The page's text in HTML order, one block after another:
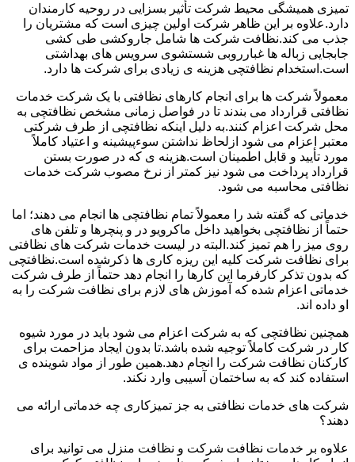
تمیزی همیشگی محیط شرکت تأثیر بسزایی در روحیه کارمندان
دارد.علاوه بر این ظاهر شرکت اولین چیزی است که مشتریان را
جذب می کند.نظافت شرکت ها شامل جاروکشی طی کشی
جابجایی زباله ها غبارروبی شستشوی سرویس های بهداشتی
است.استخدام نظافتچی هزینه ی زیادی برای شرکت ها دارد.
معمولاً شرکت ها برای انجام کارهای نظافتی با یک شرکت خدمات
نظافتی قرارداد می بندند تا در فواصل زمانی مشخص نظافتچی به
محل شرکت اعزام کنند.به دلیل اینکه نظافتچی از طرف شرکتی
معتبر اعزام می شود ازلحاظ نداشتن سوءپیشینه و اعتیاد کاملاً
مورد تأیید و قابل اطمینان است.هزینه ی که در صورت بستن
قرارداد پرداخت می شود نیز کمتر از نرخ مصوب شرکت خدمات
نظافتی محاسبه می شود.
خدماتی که گفته شد را معمولاً تمام نظافتچی ها انجام می دهند؛ اما
حتماً از نظافتچی بخواهید داخل ماکرویو در و پنچرها و تلفن های
روی میز را هم تمیز کند.البته در لیست خدمات شرکت های نظافتی
برای نظافت شرکت کلیه این ریزه کاری ها ذکرشده است.نظافتچی
که بدون تذکر کارفرما این کارها را انجام دهد حتماً از طرف شرکت
خدماتی اعزام شده که آموزش های لازم برای نظافت شرکت را به
او داده اند.
همچنین نظافتچی که به شرکت اعزام می شود باید در مورد شیوه
کار در شرکت کاملاً توجیه شده باشد.تا بدون ایجاد مزاحمت برای
کارکنان نظافت شرکت را انجام دهد.همین طور از مواد شوینده ی
استفاده کند که به ساختمان آسیبی وارد نکند.
شرکت های خدمات نظافتی به جز تمیزکاری چه خدماتی ارائه می
دهند؟
علاوه بر خدمات نظافت شرکت و نظافت منزل می توانید برای